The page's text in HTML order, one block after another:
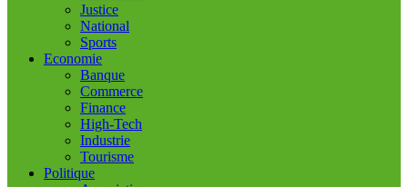
Justice
National
Sports
Economie
Banque
Commerce
Finance
High-Tech
Industrie
Tourisme
Politique